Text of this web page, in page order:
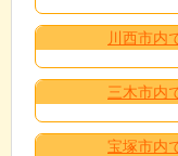
川西市内
三木市内
宝塚市内